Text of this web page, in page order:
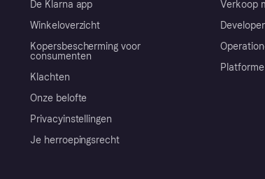
De Klarna app
Winkeloverzicht
Kopersbescherming voor
consumenten
Klachten
Onze belofte
Privacyinstellingen
Je herroepingsrecht
Verkoop